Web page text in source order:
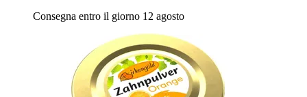
Consegna entro il giorno 12 agosto